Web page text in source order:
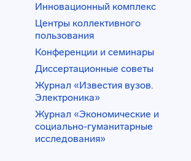
Инновационный комплекс
Центры коллективного
пользования
Конференции и семинары
Диссертационные советы
Журнал «Известия вузов.
Электроника»
Журнал «Экономические и
социально-гуманитарные
исследования»